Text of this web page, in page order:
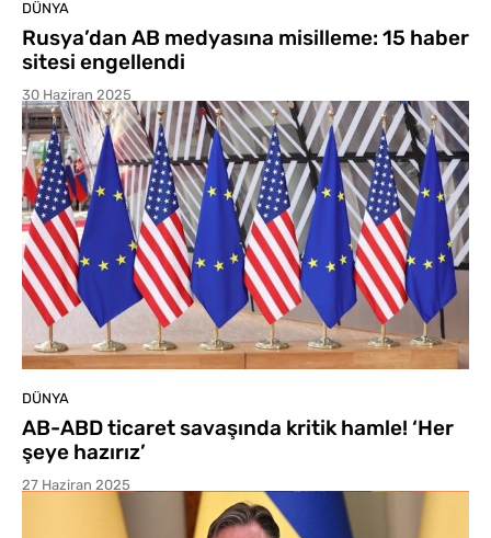
DÜNYA
Rusya’dan AB medyasına misilleme: 15 haber
sitesi engellendi
30 Haziran 2025
DÜNYA
AB-ABD ticaret savaşında kritik hamle! ‘Her
şeye hazırız’
27 Haziran 2025